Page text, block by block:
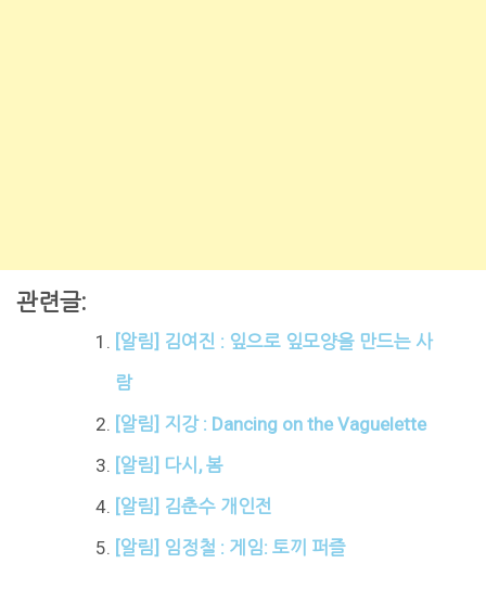
관련글:
[알림] 김여진 : 잎으로 잎모양을 만드는 사
람
[알림] 지강 : Dancing on the Vaguelette
[알림] 다시, 봄
[알림] 김춘수 개인전
[알림] 임정철 : 게임: 토끼 퍼즐